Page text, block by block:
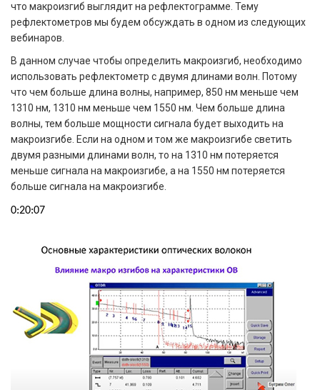
что макроизгиб выглядит на рефлектограмме. Тему
рефлектометров мы будем обсуждать в одном из следующих
вебинаров.
В данном случае чтобы определить макроизгиб, необходимо
использовать рефлектометр с двумя длинами волн. Потому
что чем больше длина волны, например, 850 нм меньше чем
1310 нм, 1310 нм меньше чем 1550 нм. Чем больше длина
волны, тем больше мощности сигнала будет выходить на
макроизгибе. Если на одном и том же макроизгибе светить
двумя разными длинами волн, то на 1310 нм потеряется
меньше сигнала на макроизгибе, а на 1550 нм потеряется
больше сигнала на макроизгибе.
0:20:07